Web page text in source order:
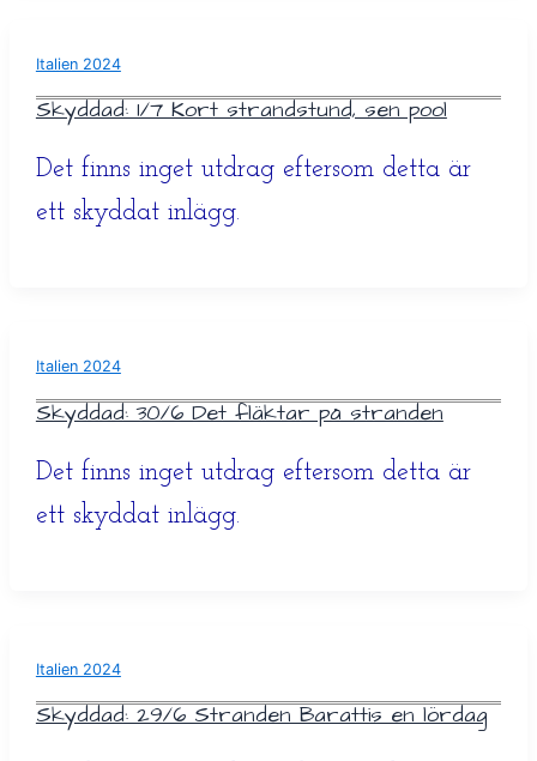
Italien 2024
Skyddad: 1/7 Kort strandstund, sen pool
Det finns inget utdrag eftersom detta är
ett skyddat inlägg.
Italien 2024
Skyddad: 30/6 Det fläktar på stranden
Det finns inget utdrag eftersom detta är
ett skyddat inlägg.
Italien 2024
Skyddad: 29/6 Stranden Barattis en lördag